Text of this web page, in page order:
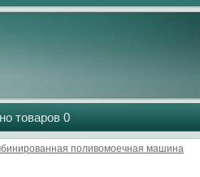
товаров 0
поливомоечная машина